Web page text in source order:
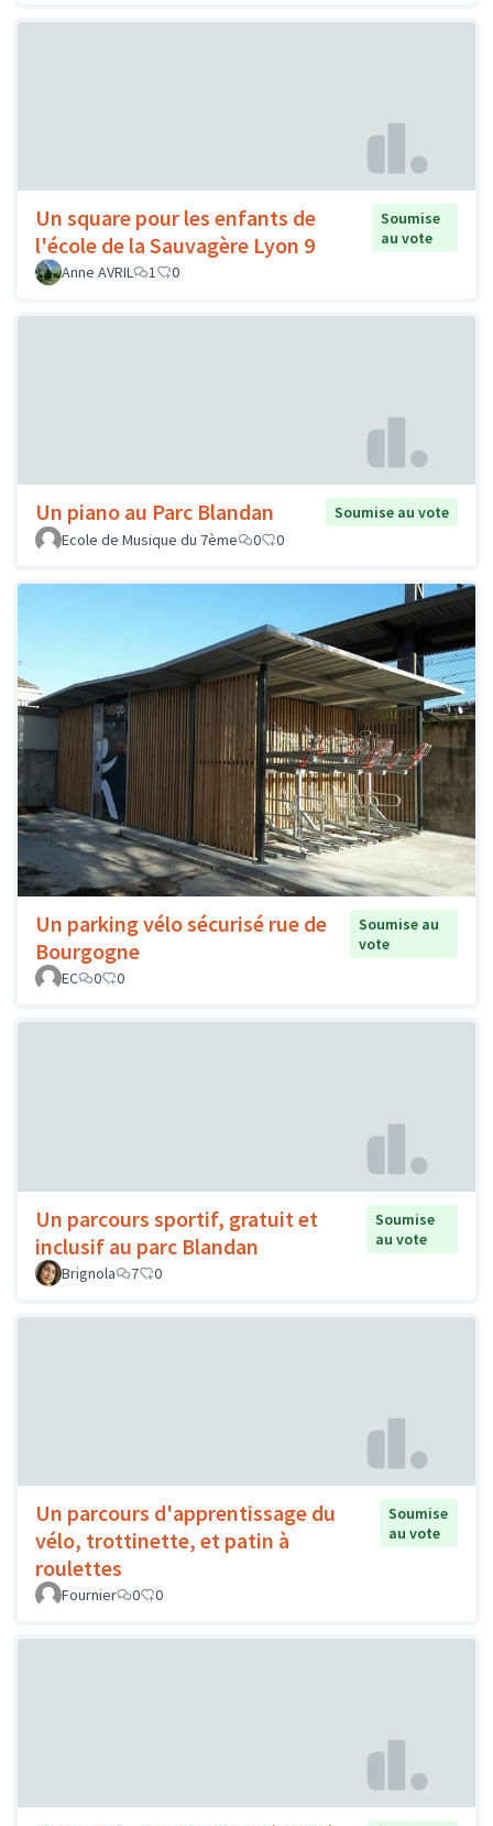
Un square pour les enfants de
l'école de la Sauvagère Lyon 9
Soumise
au vote
Anne AVRIL
1 0
Un piano au Parc Blandan
Soumise au vote
Ecole de Musique du 7ème
0 0
Un parking vélo sécurisé rue de
Bourgogne
Soumise au
vote
EC
0 0
Un parcours sportif, gratuit et
inclusif au parc Blandan
Soumise
au vote
Brignola
7 0
Un parcours d'apprentissage du
vélo, trottinette, et patin à
roulettes
Soumise
au vote
Fournier 0 0